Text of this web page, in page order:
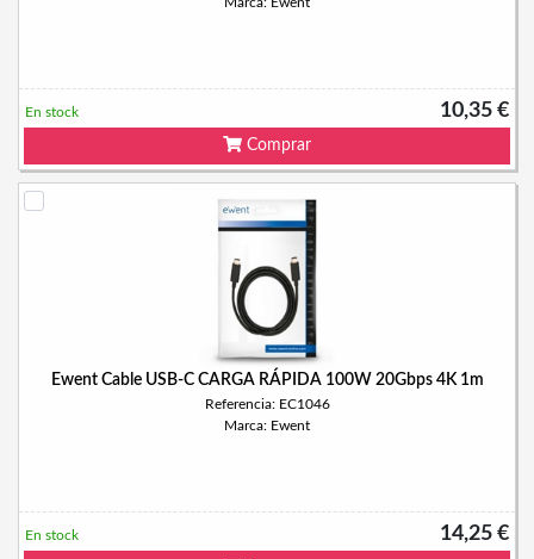
10,35 €
En stock
Comprar
Ewent Cable USB-C CARGA RÁPIDA 100W 20Gbps 4K 1m
Referencia: EC1046
Marca: Ewent
14,25 €
En stock